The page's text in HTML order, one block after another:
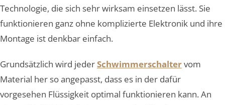
Technologie, die sich sehr wirksam einsetzen lässt. Sie
funktionieren ganz ohne komplizierte Elektronik und ihre
Montage ist denkbar einfach.
Grundsätzlich wird jederSchwimmerschaltervom
Material her so angepasst, dass es in der dafür
vorgesehen Flüssigkeit optimal funktionieren kann. An